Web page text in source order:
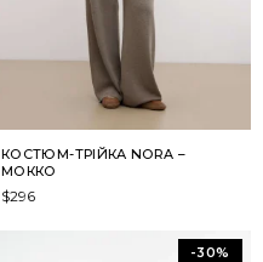
КОСТЮМ-ТРІЙКА NORA –
МОККО
$296
-30%